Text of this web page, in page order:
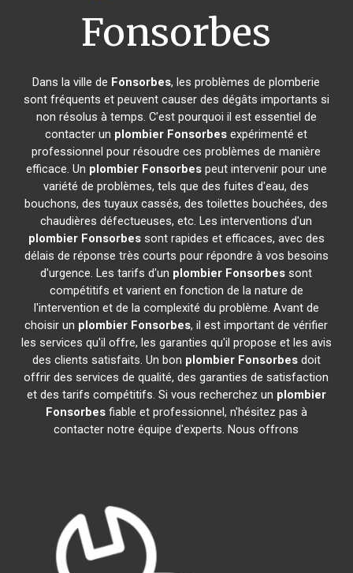
Fonsorbes
Dans la ville de Fonsorbes, les problèmes de plomberie
sont fréquents et peuvent causer des dégâts importants si
non résolus à temps. C'est pourquoi il est essentiel de
contacter un plombier Fonsorbes expérimenté et
professionnel pour résoudre ces problèmes de manière
efficace. Un plombier Fonsorbespeut intervenir pour une
variété de problèmes, tels que des fuites d'eau, des
bouchons, des tuyaux cassés, des toilettes bouchées, des
chaudières défectueuses, etc. Les interventions d'un
plombier Fonsorbessont rapides et efficaces, avec des
délais de réponse très courts pour répondre à vos besoins
d'urgence. Les tarifs d'un plombier Fonsorbes sont
compétitifs et varient en fonction de la nature de
l'intervention et de la complexité du problème. Avant de
choisir un plombier Fonsorbes, il est important de vérifier
les services qu'il offre, les garanties qu'il propose et les avis
des clients satisfaits. Un bon plombier Fonsorbesdoit
offrir des services de qualité, des garanties de satisfaction
et des tarifs compétitifs. Si vous recherchez un plombier
Fonsorbesfiable et professionnel, n'hésitez pas à
contacter notre équipe d'experts. Nous offrons